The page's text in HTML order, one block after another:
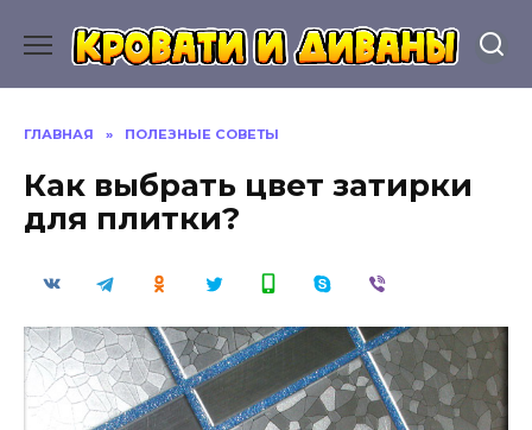
содержанию
ГЛАВНАЯ » ПОЛЕЗНЫЕ СОВЕТЫ
Как выбрать цвет затирки
для плитки?